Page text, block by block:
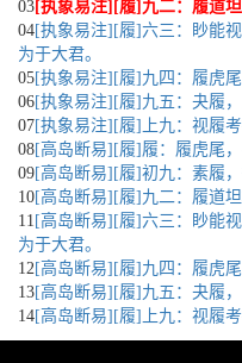
03[执象易注][履]九二：履道坦
04[执象易注][履]六三：眇能
为于大君。
05[执象易注][履]九四：履虎尾
06[执象易注][履]九五：夬履，
07[执象易注][履]上九：视履考
08[高岛断易][履]履：履虎尾，
09[高岛断易][履]初九：素履，
10[高岛断易][履]九二：履道坦
11 [高岛断易][履]六三：眇能
为于大君。
12[高岛断易][履]九四：履虎尾
13[高岛断易][履]九五：夬履，
14[高岛断易][履]上九：视履考